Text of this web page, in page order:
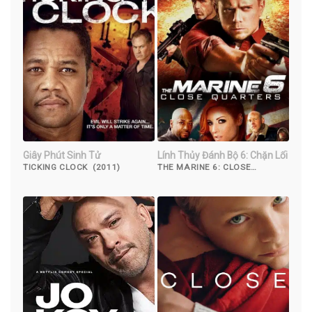
Giây Phút Sinh Tử
TICKING CLOCK (2011)
Lính Thủy Đánh Bộ 6: Chặn Lối
THE MARINE 6: CLOSE